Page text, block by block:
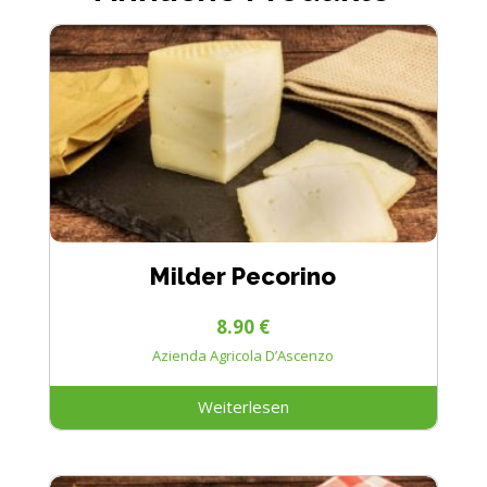
Milder Pecorino
Azienda Agricola D’Ascenzo
8.90 €
Weiterlesen